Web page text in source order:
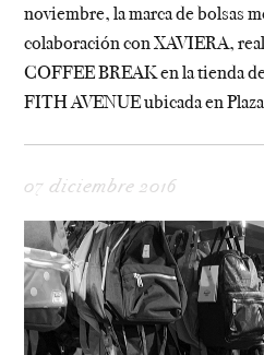
noviembre, la marca de bolsas
colaboración con XAVIERA,
COFFEE BREAK en la tienda
FITH AVENUE ubicada en
07 diciembre 2016